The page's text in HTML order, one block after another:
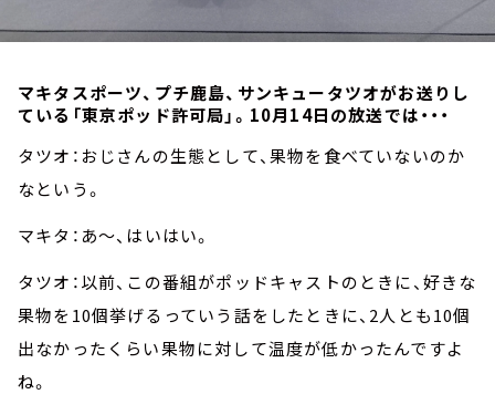
マキタスポーツ、プチ鹿島、サンキュータツオがお送りし
ている「東京ポッド許可局」。10月14日の放送では・・・
タツオ：おじさんの生態として、果物を食べていないのか
なという。
マキタ：あ～、はいはい。
タツオ：以前、この番組がポッドキャストのときに、好きな
果物を10個挙げるっていう話をしたときに、2人とも10個
出なかったくらい果物に対して温度が低かったんですよ
ね。